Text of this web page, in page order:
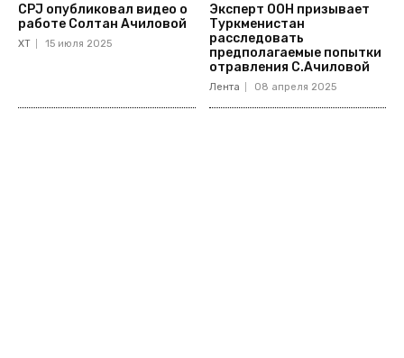
CPJ опубликовал видео о
работе Солтан Ачиловой
ХТ 15 июля 2025
Эксперт ООН призывает
Туркменистан
расследовать
предполагаемые попытки
отравления С.Ачиловой
Лента 08 апреля 2025